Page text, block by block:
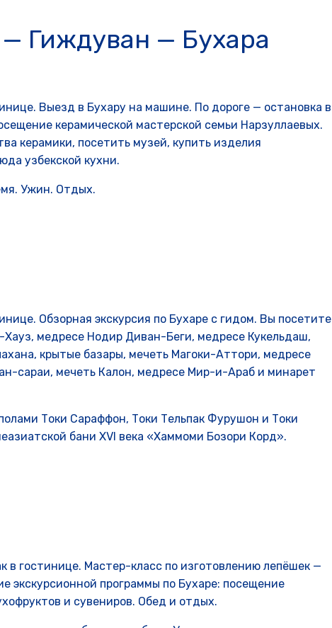
Гиждуван — Бухара
Выезд в Бухару на машине. По дороге — остановка в
керамической мастерской семьи Нарзуллаевых.
керамики, посетить музей, купить изделия
узбекской кухни.
Ужин. Отдых.
Обзорная экскурсия по Бухаре с гидом. Вы посетите
Хауз, медресе Нодир Диван-Беги, медресе Кукельдаш,
крытые базары, мечеть Магоки-Аттори, медресе
сараи, мечеть Калон, медресе Мир-и-Араб и минарет
Токи Сараффон, Токи Тельпак Фурушон и Токи
бани XVI века «Хаммоми Бозори Корд».
в гостинице. Мастер-класс по изготовлению лепёшек —
экскурсионной программы по Бухаре: посещение
и сувениров. Обед и отдых.